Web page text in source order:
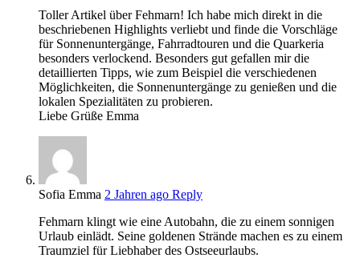
Toller Artikel über Fehmarn! Ich habe mich direkt in die
beschriebenen Highlights verliebt und finde die Vorschläge
für Sonnenuntergänge, Fahrradtouren und die Quarkeria
besonders verlockend. Besonders gut gefallen mir die
detaillierten Tipps, wie zum Beispiel die verschiedenen
Möglichkeiten, die Sonnenuntergänge zu genießen und die
lokalen Spezialitäten zu probieren.
Liebe Grüße Emma
Sofia Emma 2 Jahren ago Reply
Fehmarn klingt wie eine Autobahn, die zu einem sonnigen
Urlaub einlädt. Seine goldenen Strände machen es zu einem
Traumziel für Liebhaber des Ostseeurlaubs.